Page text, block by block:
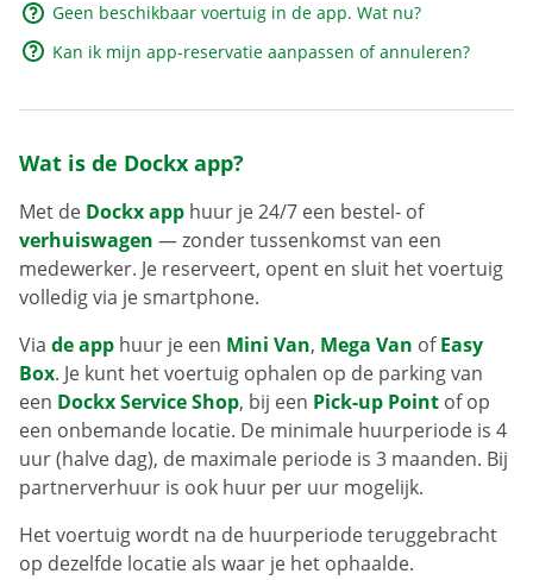
Geen beschikbaar voertuig in de app. Wat nu?
Kan ik mijn app-reservatie aanpassen of annuleren?
Wat is de Dockx app?
Met de Dockx app huur je 24/7 een bestel- of
verhuiswagen — zonder tussenkomst van een
medewerker. Je reserveert, opent en sluit het voertuig
volledig via je smartphone.
Via de app huur je een Mini Van, Mega Van ofEasy
Box. Je kunt het voertuig ophalen op de parking van
een Dockx Service Shop, bij een Pick-up Point of op
een onbemande locatie. De minimale huurperiode is 4
uur (halve dag), de maximale periode is 3 maanden. Bij
partnerverhuur is ook huur per uur mogelijk.
Het voertuig wordt na de huurperiode teruggebracht
op dezelfde locatie als waar je het ophaalde.